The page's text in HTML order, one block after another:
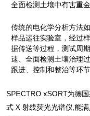
全面检测土壤中有害重
传统的电化学分析方
样品运往实验室，经过
据传送等过程，测试周
速、全面检测土壤治理
跟进、控制和整治等环节
SPECTRO xSORT为德
式 X 射线荧光光谱仪,能